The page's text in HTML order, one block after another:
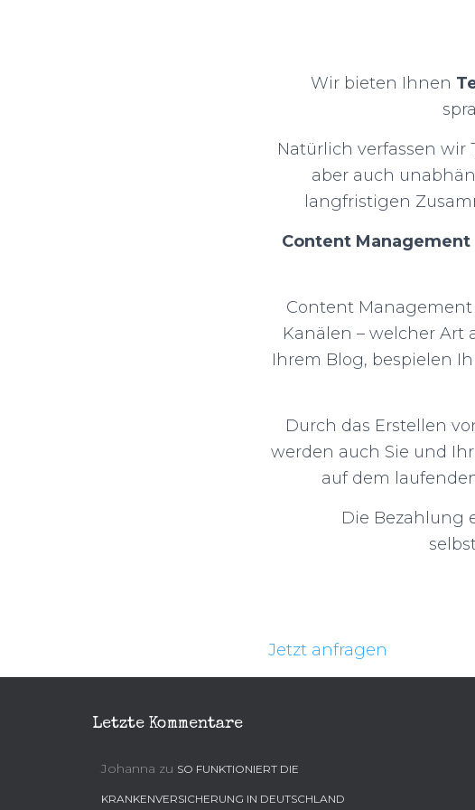
Wir bieten Ihnen
Natürlich verfassen wir
aber auch
langfristigen
Content Management
Content
Kanälen – welcher Art
Ihrem Blog, bespielen
Durch das Erstellen
werden auch Sie und
auf dem
Die Bezahlung
Jetzt anfragen
Letzte Kommentare
Johanna zu SO FUNKTIONIERT DIE
KRANKENVERSICHERUNG IN DEUTSCHLAND